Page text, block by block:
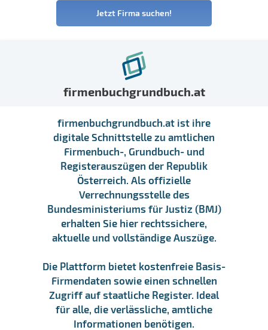
Jetzt Firma suchen!
firmenbuchgrundbuch.at
firmenbuchgrundbuch.at ist ihre
digitale Schnittstelle zu amtlichen
Firmenbuch-, Grundbuch- und
Registerauszügen der Republik
Österreich. Als offizielle
Verrechnungsstelle des
Bundesministeriums für Justiz (BMJ)
erhalten Sie hier rechtssichere,
aktuelle und vollständige Auszüge.
Die Plattform bietet kostenfreie Basis-
Firmendaten sowie einen schnellen
Zugriff auf staatliche Register. Ideal
für alle, die verlässliche, amtliche
Informationen benötigen.